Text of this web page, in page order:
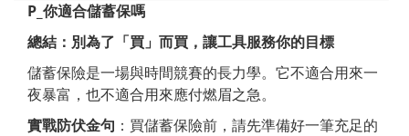
P_ 你適合儲蓄保嗎
總結：別為了「買」而買，讓工具服務你的目標
儲蓄保險是一場與時間競賽的長力學。它不適合用來一
夜暴富，也不適合用來應付燃眉之急。
實戰防伏金句 ：買儲蓄保險前，請先準備好一筆充足的